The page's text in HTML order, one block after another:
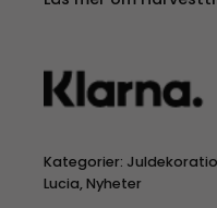
Kategorier:
Lucia,Nyheter